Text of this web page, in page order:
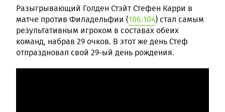
Разыгрывающий Голден Стэйт Стефен Карри в
матче против Филадельфии (106:104) стал самым
результативным игроком в составах обеих
команд, набрав 29 очков. В этот же день Стеф
отпраздновал свой 29-ый день рождения.